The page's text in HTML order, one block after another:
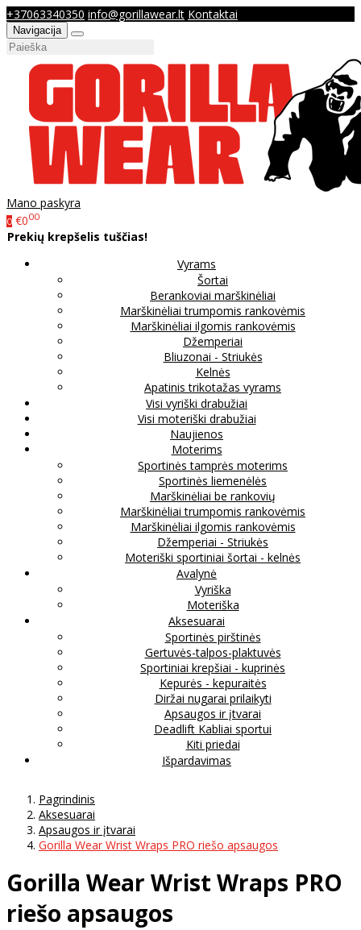
+37063340350 info@gorillawear.lt Kontaktai
Navigacija
Mano paskyra
0 €000
Prekių krepšelis tuščias!
Vyrams
Šortai
Berankoviai marškinėliai
Marškinėliai trumpomis rankovėmis
Marškinėliai ilgomis rankovėmis
Džemperiai
Bliuzonai - Striukės
Kelnės
Apatinis trikotažas vyrams
Visi vyriški drabužiai
Visi moteriški drabužiai
Naujienos
Moterims
Sportinės tamprės moterims
Sportinės liemenėlės
Marškinėliai be rankovių
Marškinėliai trumpomis rankovėmis
Marškinėliai ilgomis rankovėmis
Džemperiai - Striukės
Moteriški sportiniai šortai - kelnės
Avalynė
Vyriška
Moteriška
Aksesuarai
Sportinės pirštinės
Gertuvės-talpos-plaktuvės
Sportiniai krepšiai - kuprinės
Kepurės - kepuraitės
Diržai nugarai prilaikyti
Apsaugos ir įtvarai
Deadlift Kabliai sportui
Kiti priedai
Išpardavimas
Pagrindinis
Aksesuarai
Apsaugos ir įtvarai
Gorilla Wear Wrist Wraps PRO riešo apsaugos
Gorilla Wear Wrist Wraps PRO
riešo apsaugos